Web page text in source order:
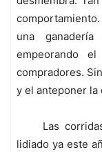
una
empeorando
compradores.
y el anteponer la
Las corridas
lidiado ya este